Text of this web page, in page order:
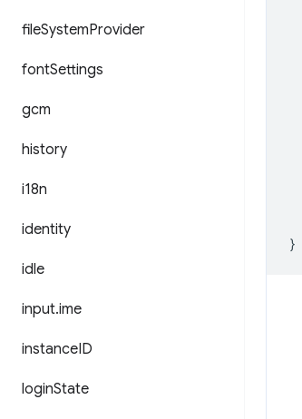
fileSystemProvider
fontSettings
gcm
history
i18n
identity
idle
input.ime
instanceID
loginState
}